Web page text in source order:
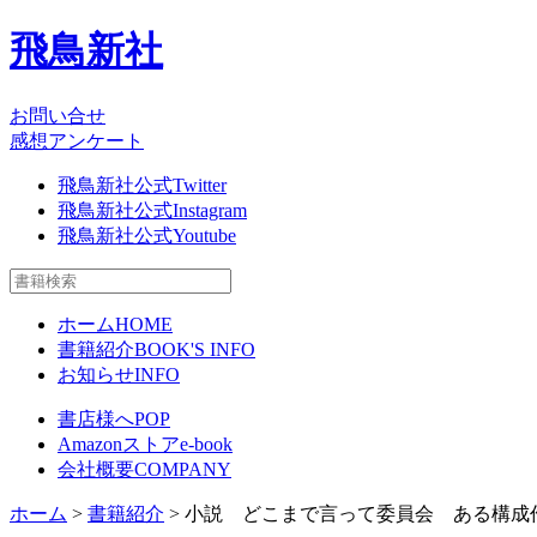
飛鳥新社
お問い合せ
感想アンケート
飛鳥新社公式Twitter
飛鳥新社公式Instagram
飛鳥新社公式Youtube
ホームHOME
書籍紹介BOOK'S INFO
お知らせINFO
書店様へPOP
Amazonストアe-book
会社概要COMPANY
ホーム > 書籍紹介 > 小説 どこまで言って委員会 ある構成